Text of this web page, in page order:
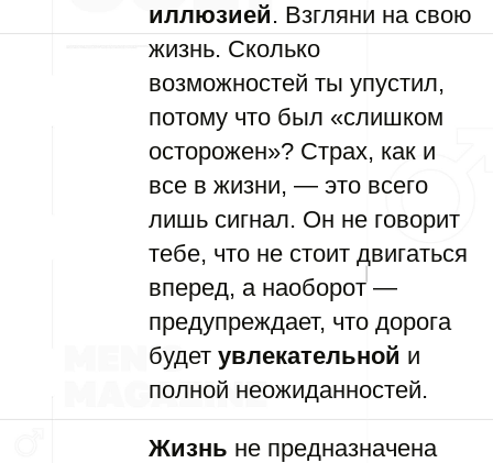
иллюзией. Взгляни на свою
жизнь. Сколько
возможностей ты упустил,
потому что был «слишком
осторожен»? Страх, как и
все в жизни, — это всего
лишь сигнал. Он не говорит
тебе, что не стоит двигаться
вперед, а наоборот —
предупреждает, что дорога
будет увлекательной и
полной неожиданностей.
Жизнь не предназначена